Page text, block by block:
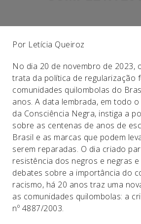
Por Letícia Queiroz
No dia 20 de novembro de 2023,
trata da política de regularização
comunidades quilombolas do
anos. A data lembrada, em todo
da Consciência Negra, instiga a
sobre as centenas de anos de
Brasil e as marcas que podem
serem reparadas. O dia criado
resistência dos negros e negras
debates sobre a importância do
racismo, há 20 anos traz uma
as comunidades quilombolas: a
nº 4887/2003.